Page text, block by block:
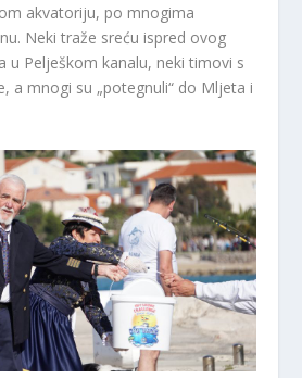
akvatoriju, po mnogima
Neki traže sreću ispred ovog
u Pelješkom kanalu, neki timovi s
a mnogi su „potegnuli“ do Mljeta i